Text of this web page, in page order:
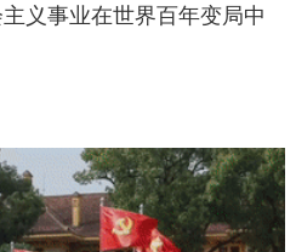
义事业在世界百年变局中